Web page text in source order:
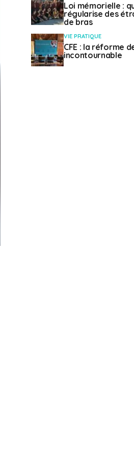
Loi mémorielle :
régularise des
de bras
VIE PRATIQUE
CFE : la réforme
incontournable